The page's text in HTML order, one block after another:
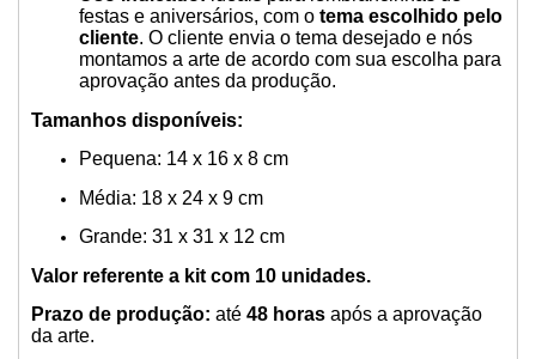
festas e aniversários, com o tema escolhido pelo
cliente. O cliente envia o tema desejado e nós
montamos a arte de acordo com sua escolha para
aprovação antes da produção.
Tamanhos disponíveis:
Pequena: 14 x 16 x 8 cm
Média: 18 x 24 x 9 cm
Grande: 31 x 31 x 12 cm
Valor referente a kit com 10 unidades.
Prazo de produção: até 48 horas após a aprovação
da arte.